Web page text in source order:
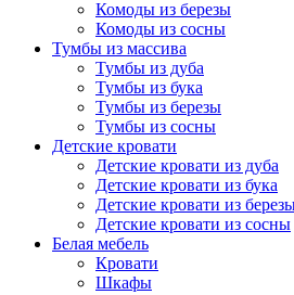
Комоды из березы
Комоды из сосны
Тумбы из массива
Тумбы из дуба
Тумбы из бука
Тумбы из березы
Тумбы из сосны
Детские кровати
Детские кровати из дуба
Детские кровати из бука
Детские кровати из
Детские кровати из сосны
Белая мебель
Кровати
Шкафы